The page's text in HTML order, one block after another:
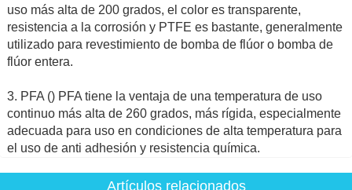
uso más alta de 200 grados, el color es transparente,
resistencia a la corrosión y PTFE es bastante, generalmente
utilizado para revestimiento de bomba de flúor o bomba de
flúor entera.
3. PFA () PFA tiene la ventaja de una temperatura de uso
continuo más alta de 260 grados, más rígida, especialmente
adecuada para uso en condiciones de alta temperatura para
el uso de anti adhesión y resistencia química.
Artículos relacionados